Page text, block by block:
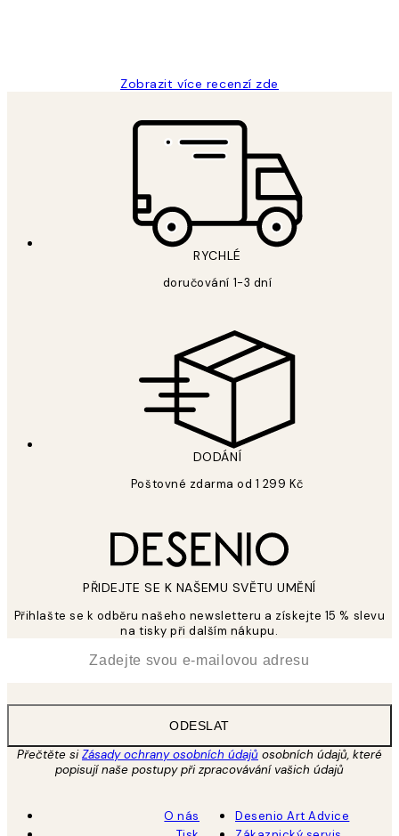
Zobrazit více recenzí zde
RYCHLÉ
doručování 1-3 dní
DODÁNÍ
Poštovné zdarma od 1 299 Kč
PŘIDEJTE SE K NAŠEMU SVĚTU UMĚNÍ
Přihlašte se k odběru našeho newsletteru a získejte 15 % slevu
na tisky při dalším nákupu.
ODESLAT
Přečtěte siZásady ochrany osobních údajů osobních údajů, které
popisují naše postupy při zpracovávání vašich údajů
O nás
Desenio Art Advice